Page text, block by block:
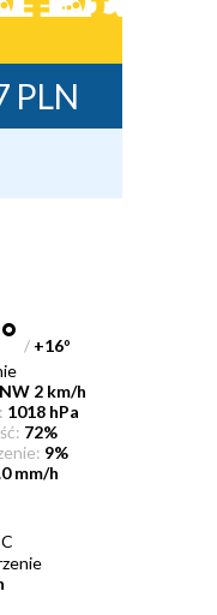
PLN
/ +16°
2 km/h
1018 hPa
72%
9%
mm/h